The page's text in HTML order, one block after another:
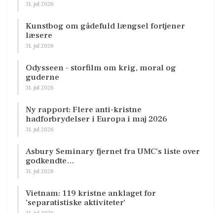
31. jul 2026
Kunstbog om gådefuld længsel fortjener
læsere
31. jul 2026
Odysseen – storfilm om krig, moral og
guderne
31. jul 2026
Ny rapport: Flere anti-kristne
hadforbrydelser i Europa i maj 2026
31. jul 2026
Asbury Seminary fjernet fra UMC’s liste over
godkendte…
31. jul 2026
Vietnam: 119 kristne anklaget for
’separatistiske aktiviteter’